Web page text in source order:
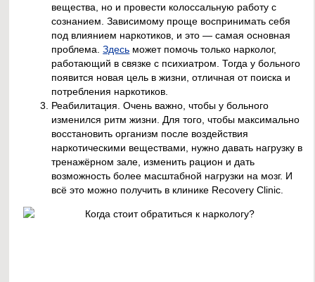
вещества, но и провести колоссальную работу с
сознанием. Зависимому проще воспринимать себя
под влиянием наркотиков, и это — самая основная
проблема.Здесь может помочь только нарколог,
работающий в связке с психиатром. Тогда у больного
появится новая цель в жизни, отличная от поиска и
потребления наркотиков.
Реабилитация. Очень важно, чтобы у больного
изменился ритм жизни. Для того, чтобы максимально
восстановить организм после воздействия
наркотическими веществами, нужно давать нагрузку в
тренажёрном зале, изменить рацион и дать
возможность более масштабной нагрузки на мозг. И
всё это можно получить в клинике Recovery Clinic.